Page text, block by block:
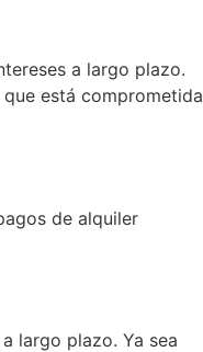
a largo plazo.
está comprometida
de alquiler
largo plazo. Ya sea